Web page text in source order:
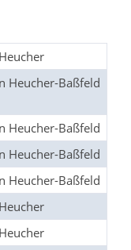
Heucher-Baßfeld
Heucher-Baßfeld
Heucher-Baßfeld
Heucher-Baßfeld